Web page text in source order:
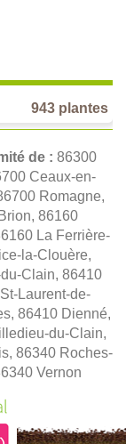
943 plantes
de : 86300
Ceaux-en-
Romagne,
86160
La Ferrière-
la-Clouère,
Clain, 86410
Laurent-de-
86410 Dienné,
du-Clain,
86340 Roches-
Vernon